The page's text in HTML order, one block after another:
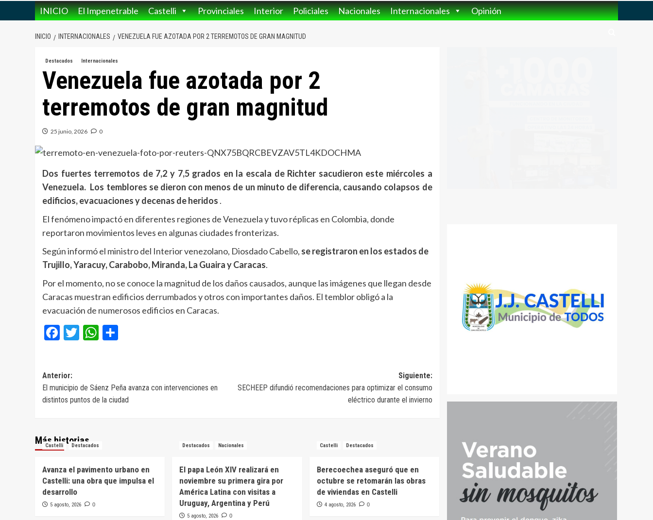
INICIO El Impenetrable Castelli Provinciales Interior Policiales Nacionales Internacionales Opinión
INICIO INTERNACIONALES VENEZUELA FUE AZOTADA POR 2 TERREMOTOS DE GRAN MAGNITUD
Destacados Internacionales
Venezuela fue azotada por 2
terremotos de gran magnitud
25 junio, 2026 0
Dos fuertes terremotos de 7,2 y 7,5 grados en la escala de Richter sacudieron este miércoles a
Venezuela. Los temblores se dieron con menos de un minuto de diferencia, causando colapsos de
edificios, evacuaciones y decenas de heridos .
El fenómeno impactó en diferentes regiones de Venezuela y tuvo réplicas en Colombia, donde
reportaron movimientos leves en algunas ciudades fronterizas.
Según informó el ministro del Interior venezolano, Diosdado Cabello, se registraron en los estados de
Trujillo, Yaracuy, Carabobo, Miranda, La Guaira y Caracas.
Por el momento, no se conoce la magnitud de los daños causados, aunque las imágenes que llegan desde
Caracas muestran edificios derrumbados y otros con importantes daños. El temblor obligó a la
evacuación de numerosos edificios en Caracas.
Facebook
TwitterWhatsApp
Navegación
de
entradas
Anterior:
El municipio de Sáenz Peña avanza con intervenciones en
distintos puntos de la ciudad
Siguiente:
SECHEEP difundió recomendaciones para optimizar el consumo
eléctrico durante el invierno
Más historias
Castelli Destacados
Avanza el pavimento urbano en
Castelli: una obra que impulsa el
desarrollo
5 agosto, 2026 0
Destacados Nacionales
El papa León XIV realizará en
noviembre su primera gira por
América Latina con visitas a
Uruguay, Argentina y Perú
5 agosto, 2026 0
Castelli Destacados
Berecoechea aseguró que en
octubre se retomarán las obras
de viviendas en Castelli
4 agosto, 2026 0